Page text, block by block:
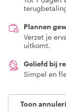
Plannen
Verzet je
uitkomt.
Geliefd bij
Simpel en
Toon